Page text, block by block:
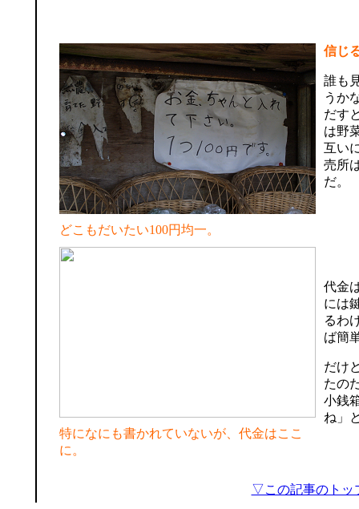
どこもだいたい100円均一。
信じ
誰も
うか
だす
は野
互い
売所
だ。
特になにも書かれていないが、代金はここ
に。
代金
には
るわ
ば簡
だけ
たの
小銭
ね」
▽この記事のトッ